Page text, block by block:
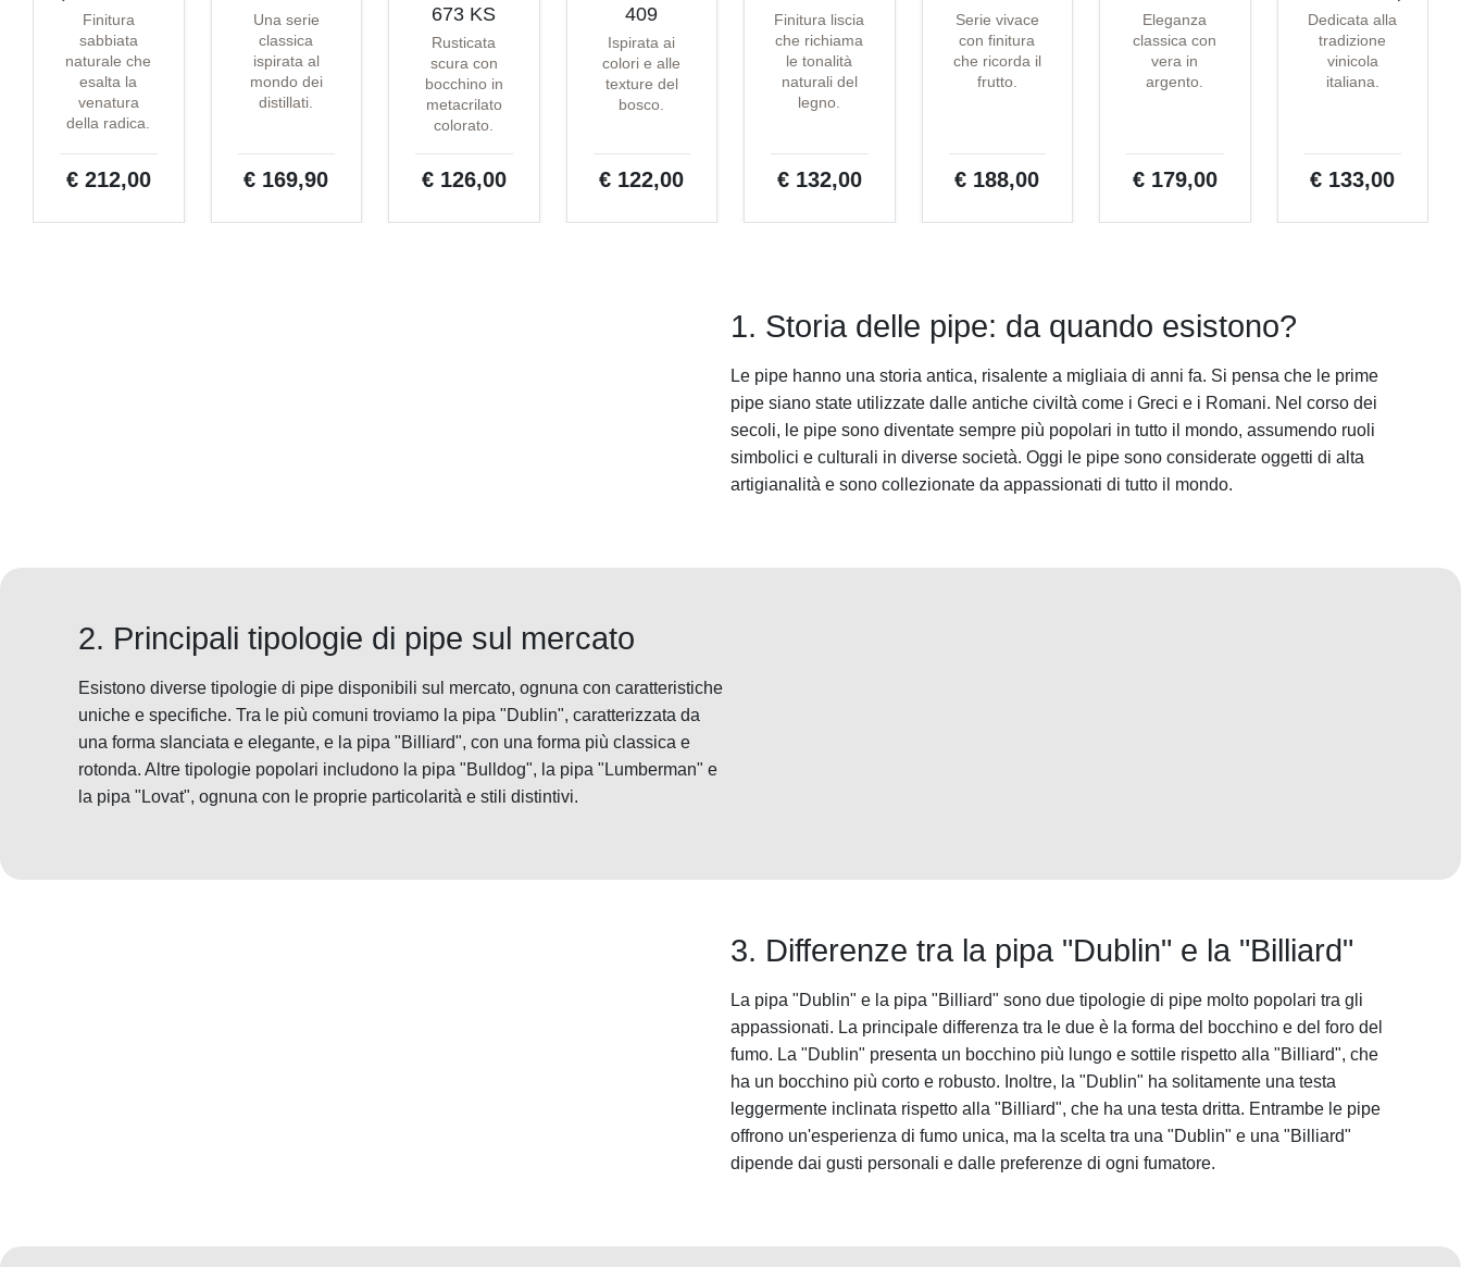
Finitura
sabbiata
naturale che
esalta la
venatura
della radica.
€ 212,00
Una serie
classica
ispirata al
mondo dei
distillati.
€ 169,90
673 KS
Rusticata
scura con
bocchino in
metacrilato
colorato.
€ 126,00
409
Ispirata ai
colori e alle
texture del
bosco.
€ 122,00
Finitura liscia
che richiama
le tonalità
naturali del
legno.
€ 132,00
Serie vivace
con finitura
che ricorda il
frutto.
€ 188,00
Eleganza
classica con
vera in
argento.
€ 179,00
Dedicata alla
tradizione
vinicola
italiana.
€ 133,00
1. Storia delle pipe: da quando esistono?
Le pipe hanno una storia antica, risalente a migliaia di anni fa. Si pensa che le prime
pipe siano state utilizzate dalle antiche civiltà come i Greci e i Romani. Nel corso dei
secoli, le pipe sono diventate sempre più popolari in tutto il mondo, assumendo ruoli
simbolici e culturali in diverse società. Oggi le pipe sono considerate oggetti di alta
artigianalità e sono collezionate da appassionati di tutto il mondo.
2. Principali tipologie di pipe sul mercato
Esistono diverse tipologie di pipe disponibili sul mercato, ognuna con caratteristiche
uniche e specifiche. Tra le più comuni troviamo la pipa "Dublin", caratterizzata da
una forma slanciata e elegante, e la pipa "Billiard", con una forma più classica e
rotonda. Altre tipologie popolari includono la pipa "Bulldog", la pipa "Lumberman" e
la pipa "Lovat", ognuna con le proprie particolarità e stili distintivi.
3. Differenze tra la pipa "Dublin" e la "Billiard"
La pipa "Dublin" e la pipa "Billiard" sono due tipologie di pipe molto popolari tra gli
appassionati. La principale differenza tra le due è la forma del bocchino e del foro del
fumo. La "Dublin" presenta un bocchino più lungo e sottile rispetto alla "Billiard", che
ha un bocchino più corto e robusto. Inoltre, la "Dublin" ha solitamente una testa
leggermente inclinata rispetto alla "Billiard", che ha una testa dritta. Entrambe le pipe
offrono un'esperienza di fumo unica, ma la scelta tra una "Dublin" e una "Billiard"
dipende dai gusti personali e dalle preferenze di ogni fumatore.